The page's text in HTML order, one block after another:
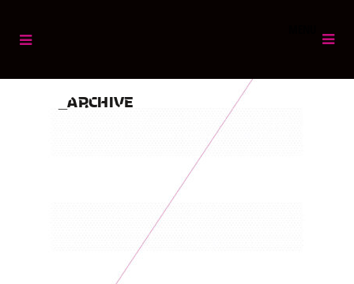
ARCHIVE